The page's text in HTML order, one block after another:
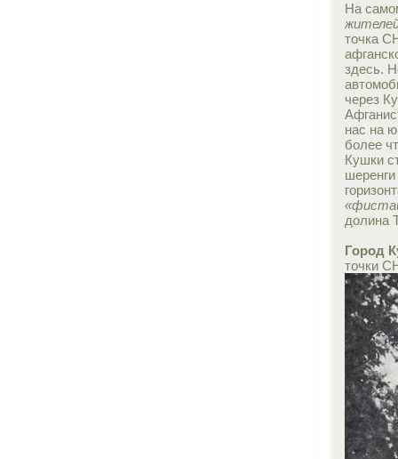
На
точка
здесь.
через
нас на
более
Кушки
долина
Город
точки